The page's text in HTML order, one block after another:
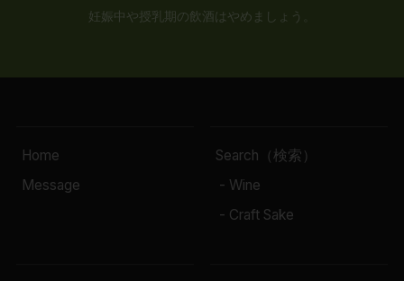
妊娠中や授乳期の飲酒はやめましょう。
Home
Message
Search（検索）
- Wine
- Craft Sake